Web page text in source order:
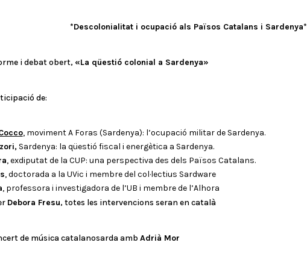
*Descolonialitat i ocupació als Països Catalans i Sardenya*
i debat obert, «La qüestió colonial a Sardenya»
de:
, moviment A Foras (Sardenya): l’ocupació militar de Sardenya.
Sardenya: la qüestió fiscal i energètica a Sardenya.
, exdiputat de la CUP: una perspectiva des dels Països Catalans.
, doctorada a la UVic i membre del col·lectius Sardware
, professora i investigadora de l’UB i membre de l’Alhora
Debora Fresu, totes les intervencions seran en català
de música catalanosarda amb Adrià Mor